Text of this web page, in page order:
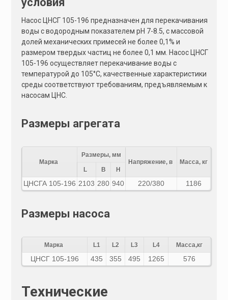
Насос ЦНСГ 105-196 предназначен для перекачивания
воды с водородным показателем pH 7-8.5, с массовой
долей механических примесей не более 0,1% и
размером твердых частиц не более 0,1 мм. Насос ЦНСГ
105-196 осуществляет перекачивание воды с
температурой до 105°C, качественные характеристики
среды соответствуют требованиям, предъявляемым к
насосам ЦНС.
Размеры агрегата
Марка
Размеры, мм
Напряжение, в
Масса, кг
L
B H
ЦНСГА 105-196 2103 280 940 220/380 1186
Размеры насоса
Марка L1 L2 L3 L4 Масса,кг
ЦНСГ 105-196 435 355 495 1265 576
Технические